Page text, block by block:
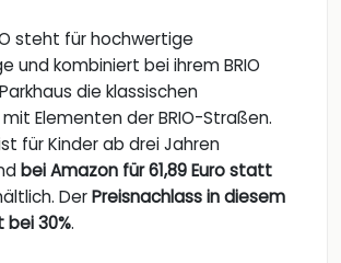
steht für hochwertige
und kombiniert bei ihrem BRIO
die klassischen
Elementen der BRIO-Straßen.
für Kinder ab drei Jahren
bei Amazon für 61,89 Euro statt
DerPreisnachlass in diesem
30%.